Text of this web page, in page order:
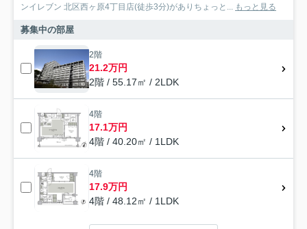
ンイレブン 北区西ヶ原4丁目店(徒歩3分)がありちょっと...
もっと見る
募集中の部屋
2階
21.2万円
2階 / 55.17㎡ / 2LDK
4階
17.1万円
4階 / 40.20㎡ / 1LDK
4階
17.9万円
4階 / 48.12㎡ / 1LDK